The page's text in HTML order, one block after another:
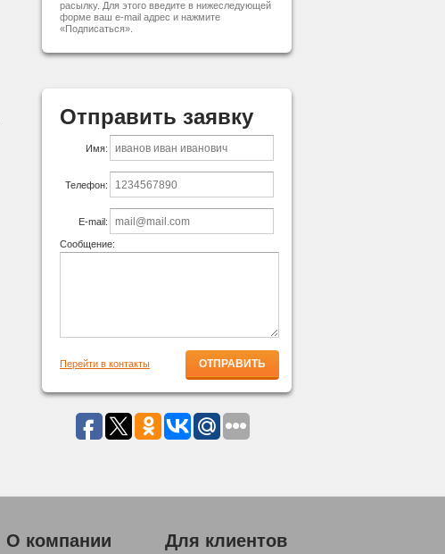
расылку. Для этого введите в нижеследующей
форме ваш e-mail адрес и нажмите
«Подписаться».
Отправить заявку
Имя:
Телефон:
E-mail:
Сообщение:
Перейти в контакты
О компании Для клиентов